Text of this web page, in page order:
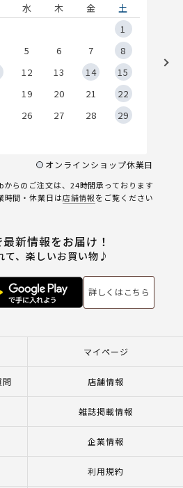
水 木 金
土
1
5 6 7
8
12 13 14
15
19 20 21
22
26 27 28
29
オンラインショップ休業日
らのご注文は、24時間承っております
間・休業日は店舗情報をご覧ください
新情報をお届け！
て、楽しいお買い物♪
詳しくはこちら
マイページ
問 店舗情報
雑誌掲載情報
企業情報
利用規約